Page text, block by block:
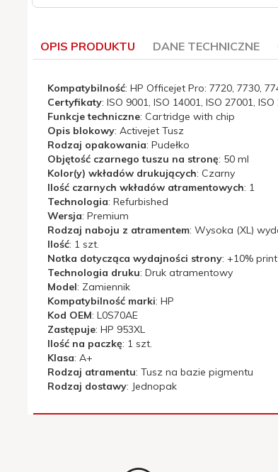
OPIS PRODUKTU DANE TECHNICZNE
Kompatybilność: HP Officejet Pro: 7720, 7730,
Certyfikaty: ISO 9001, ISO 14001, ISO 27001,
Funkcje techniczne: Cartridge with chip
Opis blokowy: Activejet Tusz
Rodzaj opakowania: Pudełko
Objętość czarnego tuszu na stronę: 50 ml
Kolor(y) wkładów drukujących: Czarny
Ilość czarnych wkładów atramentowych: 1
Technologia: Refurbished
Wersja: Premium
Rodzaj naboju z atramentem: Wysoka (XL)
Ilość: 1 szt.
Notka dotycząca wydajności strony: +10%
Technologia druku: Druk atramentowy
Model: Zamiennik
Kompatybilność marki: HP
Kod OEM: L0S70AE
Zastępuje: HP 953XL
Ilość na paczkę: 1 szt.
Klasa: A+
Rodzaj atramentu: Tusz na bazie pigmentu
Rodzaj dostawy: Jednopak
Certyfikaty: ISO 9001, ISO 14001, ISO
Funkcje
techniczne:
Cartridge with chip
Ilość: 1 szt.
Ilość czarnych
wkładów
atramentowych:
1
Ilość na paczkę:
Klasa: